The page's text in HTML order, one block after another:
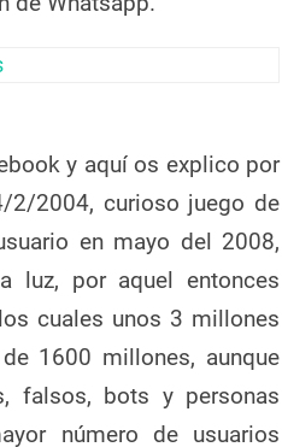
y aquí os explico por
2/2004, curioso juego de
en mayo del 2008,
luz, por aquel entonces
cuales unos 3 millones
1600 millones, aunque
falsos, bots y personas
número de usuarios